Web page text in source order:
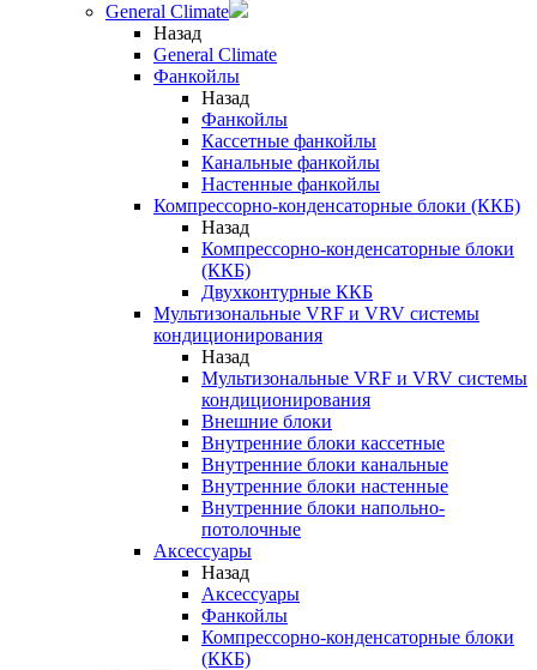
General Climate
Назад
General Climate
Фанкойлы
Назад
Фанкойлы
Кассетные фанкойлы
Канальные фанкойлы
Настенные фанкойлы
Компрессорно-конденсаторные блоки (ККБ)
Назад
Компрессорно-конденсаторные блоки
(ККБ)
Двухконтурные ККБ
Мультизональные VRF и VRV системы
кондиционирования
Назад
Мультизональные VRF и VRV системы
кондиционирования
Внешние блоки
Внутренние блоки кассетные
Внутренние блоки канальные
Внутренние блоки настенные
Внутренние блоки напольно-
потолочные
Аксессуары
Назад
Аксессуары
Фанкойлы
Компрессорно-конденсаторные блоки
(ККБ)